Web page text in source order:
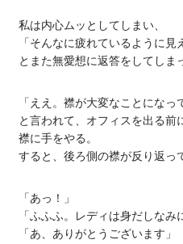
私は内心ムッとしてしまい、
「そんなに疲れているように見
とまた無愛想に返答をしてしま
「ええ。襟が大変なことになっ
と言われて、オフィスを出る
襟に手をやる。
すると、後ろ側の襟が反り返っ
「あっ！」
「ふふふ。レディは身だしなみ
「あ、ありがとうございます」